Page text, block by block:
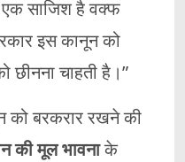
एक साजिश है वक्फ
इस कानून को
चाहती है।”
को बरकरार रखने की
की मूल भावनाके